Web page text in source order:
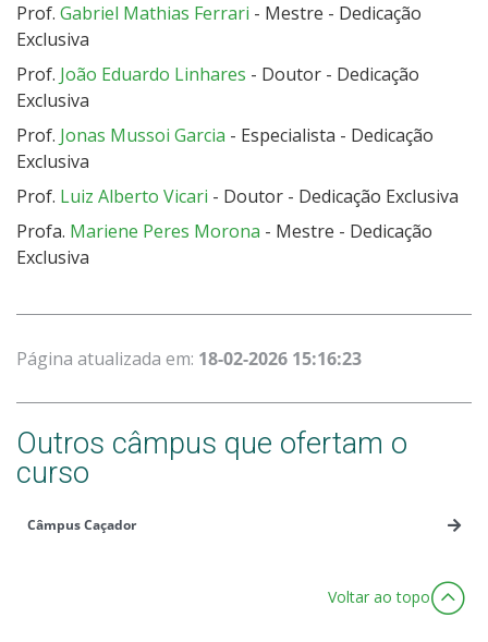
Prof. Gabriel Mathias Ferrari - Mestre - Dedicação
Exclusiva
Prof. João Eduardo Linhares - Doutor - Dedicação
Exclusiva
Prof. Jonas Mussoi Garcia - Especialista - Dedicação
Exclusiva
Prof. Luiz Alberto Vicari - Doutor - Dedicação Exclusiva
Profa. Mariene Peres Morona - Mestre - Dedicação
Exclusiva
Página atualizada em: 18-02-2026 15:16:23
Outros câmpus que ofertam o
curso
Câmpus Caçador
Voltar ao topo